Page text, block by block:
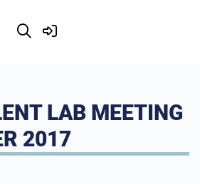
LAB MEETING
2017